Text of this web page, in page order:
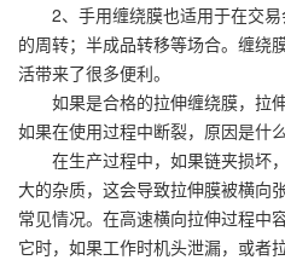
2、手用缠绕膜也适用于在交易
的周转；半成品转移等场合。缠绕
活带来了很多便利。
如果是合格的拉伸缠绕膜，拉
如果在使用过程中断裂，原因是什么
在生产过程中，如果链夹损坏
大的杂质，这会导致拉伸膜被横向
常见情况。在高速横向拉伸过程中
它时，如果工作时机头泄漏，或者